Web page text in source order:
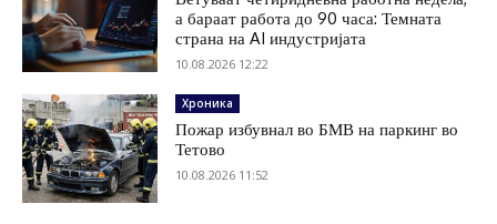
а бараат работа до 90 часа: Темната
страна на AI индустријата
10.08.2026 12:22
Хроника
Пожар избувнал во БМВ на паркинг во
Тетово
10.08.2026 11:52